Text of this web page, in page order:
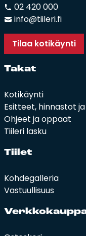
02 420 000
info@tiileri.fi
Tilaa kotikäynti
Ta­kat
Kotikäynti
Esitteet, hinnastot
Ohjeet ja oppaat
Tiileri lasku
Tii­let
Kohdegalleria
Vastuullisuus